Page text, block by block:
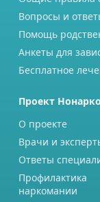
Вопросы и
Помощь
Анкеты для
Бесплатное
Проект Нонарко
О проекте
Врачи и
Ответы
Профилактика
наркомании